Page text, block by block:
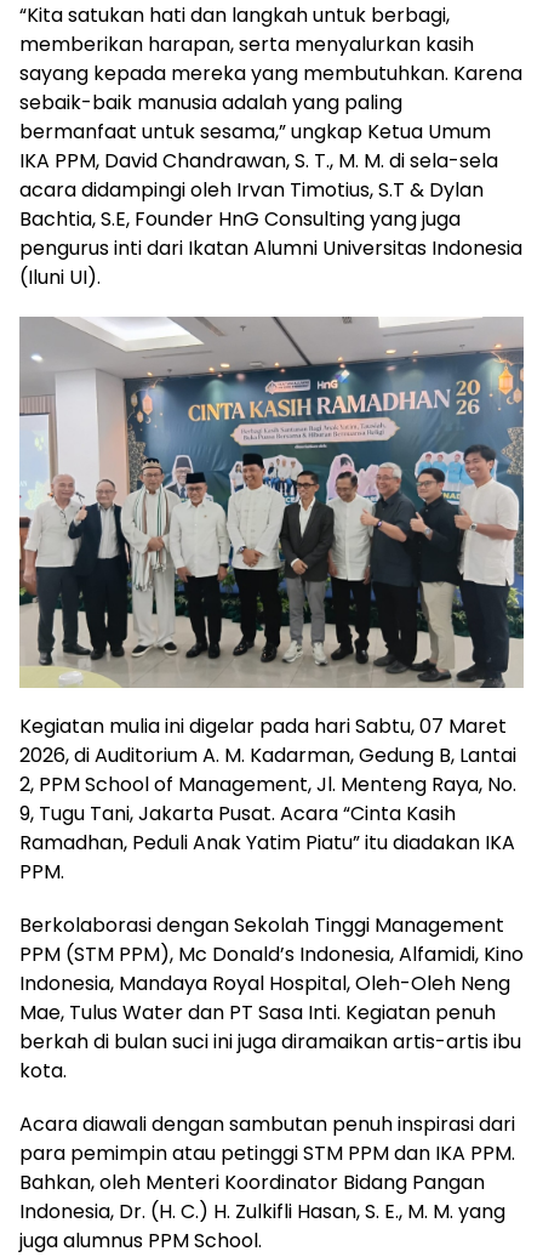
“Kita satukan hati dan langkah untuk berbagi,
memberikan harapan, serta menyalurkan kasih
sayang kepada mereka yang membutuhkan. Karena
sebaik-baik manusia adalah yang paling
bermanfaat untuk sesama,” ungkap Ketua Umum
IKA PPM, David Chandrawan, S. T., M. M. di sela-sela
acara didampingi oleh Irvan Timotius, S.T & Dylan
Bachtia, S.E, Founder HnG Consulting yang juga
pengurus inti dari Ikatan Alumni Universitas Indonesia
(Iluni UI).
Kegiatan mulia ini digelar pada hari Sabtu, 07 Maret
2026, di Auditorium A. M. Kadarman, Gedung B, Lantai
2, PPM School of Management, Jl. Menteng Raya, No.
9, Tugu Tani, Jakarta Pusat. Acara “Cinta Kasih
Ramadhan, Peduli Anak Yatim Piatu” itu diadakan IKA
PPM.
Berkolaborasi dengan Sekolah Tinggi Management
PPM (STM PPM), Mc Donald’s Indonesia, Alfamidi, Kino
Indonesia, Mandaya Royal Hospital, Oleh-Oleh Neng
Mae, Tulus Water dan PT Sasa Inti. Kegiatan penuh
berkah di bulan suci ini juga diramaikan artis-artis ibu
kota.
Acara diawali dengan sambutan penuh inspirasi dari
para pemimpin atau petinggi STM PPM dan IKA PPM.
Bahkan, oleh Menteri Koordinator Bidang Pangan
Indonesia, Dr. (H. C.) H. Zulkifli Hasan, S. E., M. M. yang
juga alumnus PPM School.